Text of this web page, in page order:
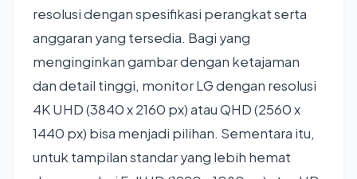
resolusi dengan spesifikasi perangkat serta
anggaran yang tersedia. Bagi yang
menginginkan gambar dengan ketajaman
dan detail tinggi, monitor LG dengan resolusi
4K UHD (3840 x 2160 px) atau QHD (2560 x
1440 px) bisa menjadi pilihan. Sementara itu,
untuk tampilan standar yang lebih hemat